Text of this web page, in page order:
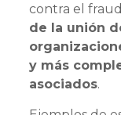
contra el
de la unión
y más
asociados.